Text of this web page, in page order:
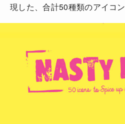
現した、合計50種類のアイコン